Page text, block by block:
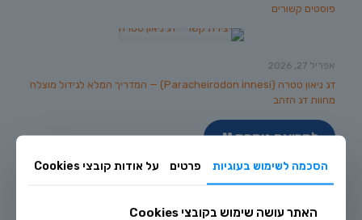
פוסטים קשורים
אפריל 27, 2026
דג ניאון טטרה (Paracheirodon innesi) — המדריך המלא לגידול מוצלח
מחוות דג הזהב
לקריאה נוספת
הסכמה לשימוש בעוגיות פרטים על אודות קובצי Cookies
האתר עושה שימוש בקובצי Cookies